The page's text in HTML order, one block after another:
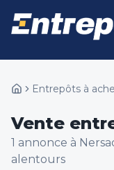
Entrepôts à
Vente
1 annonce à
alentours